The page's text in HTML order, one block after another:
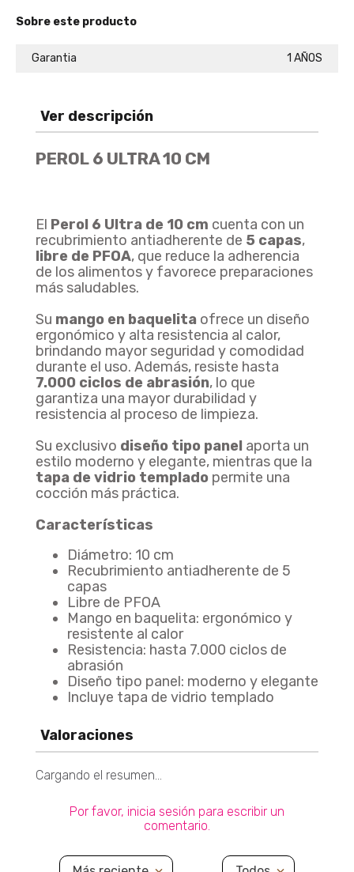
$ 215.900
Olla A Presión Ultra Max En Aluminio Con Cierre Externo Olla A Presión ULTRA MAX UNIVERSAL 4.5 Litros
$ 208.900
$ 213.900 $ 175.398
18% De Descuento
Agregar
$ 472.900
$ 304.900
Agregar
Sobre este producto
Garantia 1 AÑOS
Ver descripción
PEROL 6 ULTRA 10 CM
El Perol 6 Ultra de 10 cm cuenta con un
recubrimiento antiadherente de 5 capas,
libre de PFOA, que reduce la adherencia
de los alimentos y favorece preparaciones
más saludables.
Su mango en baquelitaofrece un diseño
ergonómico y alta resistencia al calor,
brindando mayor seguridad y comodidad
durante el uso. Además, resiste hasta
7.000 ciclos de abrasión, lo que
garantiza una mayor durabilidad y
resistencia al proceso de limpieza.
Su exclusivo diseño tipo panelaporta un
estilo moderno y elegante, mientras que la
tapa de vidrio templado permite una
cocción más práctica.
Características
Diámetro: 10 cm
Recubrimiento antiadherente de 5
capas
Libre de PFOA
Mango en baquelita: ergonómico y
resistente al calor
Resistencia: hasta 7.000 ciclos de
abrasión
Diseño tipo panel: moderno y elegante
Incluye tapa de vidrio templado
Valoraciones
Cargando el resumen…
Por favor, inicia sesión para escribir un
comentario.